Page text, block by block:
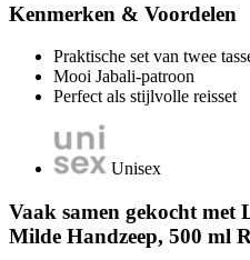
Kenmerken & Voordelen
Praktische set van twee
Mooi Jabali-patroon
Perfect als stijlvolle reisset
Unisex
Vaak samen gekocht met
Milde Handzeep, 500 ml